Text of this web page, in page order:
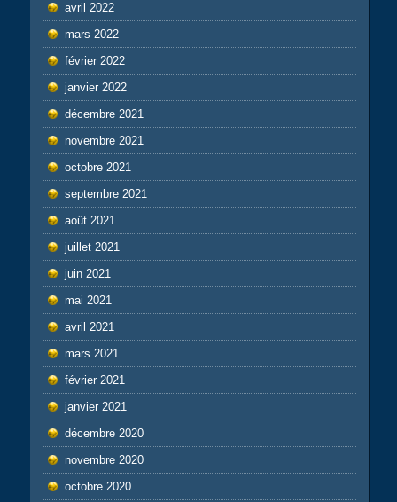
avril 2022
mars 2022
février 2022
janvier 2022
décembre 2021
novembre 2021
octobre 2021
septembre 2021
août 2021
juillet 2021
juin 2021
mai 2021
avril 2021
mars 2021
février 2021
janvier 2021
décembre 2020
novembre 2020
octobre 2020